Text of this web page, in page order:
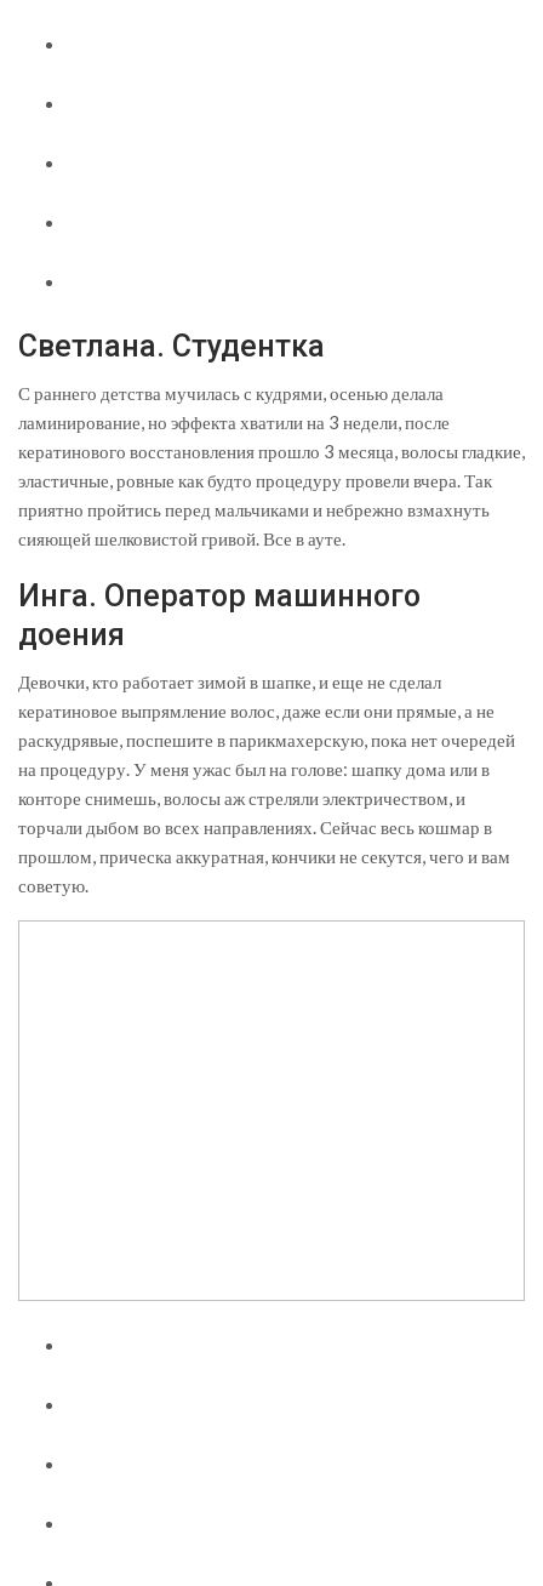
Светлана. Студентка
С раннего детства мучилась с кудрями, осенью делала
ламинирование, но эффекта хватили на 3 недели, после
кератинового восстановления прошло 3 месяца, волосы гладкие,
эластичные, ровные как будто процедуру провели вчера. Так
приятно пройтись перед мальчиками и небрежно взмахнуть
сияющей шелковистой гривой. Все в ауте.
Инга. Оператор машинного
доения
Девочки, кто работает зимой в шапке, и еще не сделал
кератиновое выпрямление волос, даже если они прямые, а не
раскудрявые, поспешите в парикмахерскую, пока нет очередей
на процедуру. У меня ужас был на голове: шапку дома или в
конторе снимешь, волосы аж стреляли электричеством, и
торчали дыбом во всех направлениях. Сейчас весь кошмар в
прошлом, прическа аккуратная, кончики не секутся, чего и вам
советую.